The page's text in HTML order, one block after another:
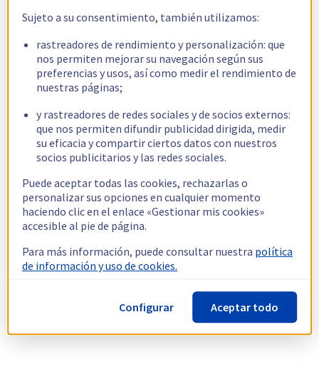
Sujeto a su consentimiento, también utilizamos:
rastreadores de rendimiento y personalización: que
nos permiten mejorar su navegación según sus
preferencias y usos, así como medir el rendimiento de
nuestras páginas;
y rastreadores de redes sociales y de socios externos:
que nos permiten difundir publicidad dirigida, medir
su eficacia y compartir ciertos datos con nuestros
socios publicitarios y las redes sociales.
Puede aceptar todas las cookies, rechazarlas o
personalizar sus opciones en cualquier momento
haciendo clic en el enlace «Gestionar mis cookies»
accesible al pie de página.
Para más información, puede consultar nuestra política
de información y uso de cookies.
Configurar Aceptar todo